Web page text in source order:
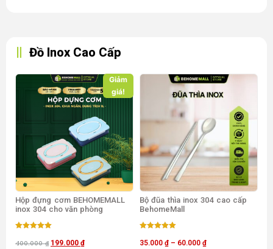
Đồ Inox Cao Cấp
Giảm
giá!
Hộp đựng cơm BEHOMEMALL
inox 304 cho văn phòng
hạng
400.000₫ 199.000 ₫
Bộ đũa thìa inox 304 cao cấp
BehomeMall
hạng
35.000 ₫ – 60.000 ₫